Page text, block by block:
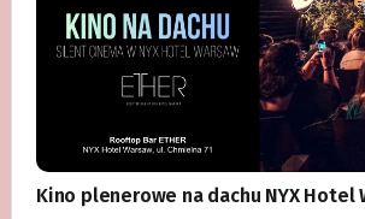
Kino plenerowe na dachu NYX Hotel